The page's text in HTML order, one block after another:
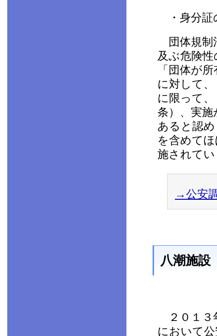
・身分証
団体規制
及ぶ危険
「団体が
に対して
に限って
条）、実
あると認
を含めて
施されて
→公安
八潮施設
２０１３
において